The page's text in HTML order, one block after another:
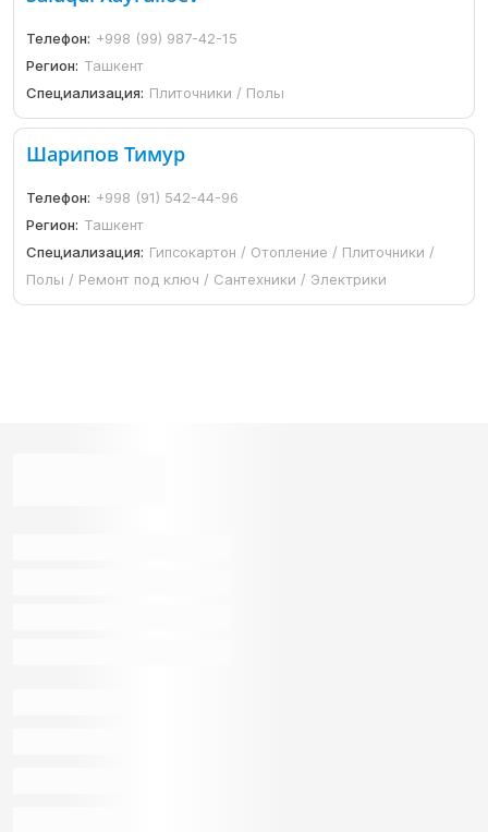
Телефон: +998 (99) 987-42-15
Регион: Ташкент
Специализация: Плиточники / Полы
Шарипов Тимур
Телефон: +998 (91) 542-44-96
Регион: Ташкент
Специализация: Гипсокартон / Отопление / Плиточники /
Полы / Ремонт под ключ / Сантехники / Электрики